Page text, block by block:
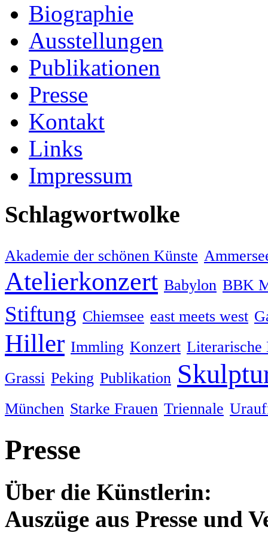
Biographie
Ausstellungen
Publikationen
Presse
Kontakt
Links
Impressum
Schlagwortwolke
Akademie der schönen Künste
Atelierkonzert Babylon BBK
Stiftung Chiemsee east meets west
Hiller Immling Konzert Literarische
Grassi Peking Publikation
München Starke Frauen Triennale
Presse
Über die Künstlerin:
Auszüge aus Presse und